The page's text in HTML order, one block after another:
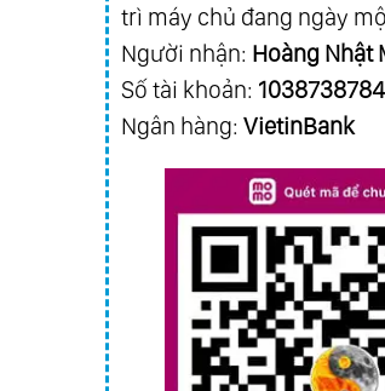
trì máy chủ đang ngày
Người nhận: Hoàng Nhật
Số tài khoản:
Ngân hàng: VietinBank